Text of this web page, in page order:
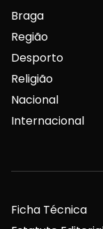
Braga
Região
Desporto
Religião
Nacional
Internacional
Ficha Técnica